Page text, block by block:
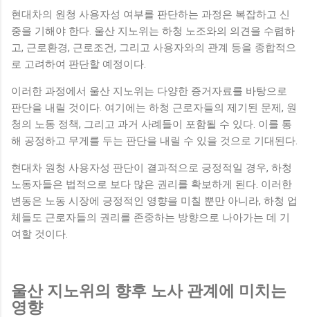
현대차의 원청 사용자성 여부를 판단하는 과정은 복잡하고 신
중을 기해야 한다. 울산 지노위는 하청 노조와의 의견을 수렴하
고, 근로환경, 근로조건, 그리고 사용자와의 관계 등을 종합적으
로 고려하여 판단할 예정이다.
이러한 과정에서 울산 지노위는 다양한 증거자료를 바탕으로
판단을 내릴 것이다. 여기에는 하청 근로자들의 제기된 문제, 원
청의 노동 정책, 그리고 과거 사례들이 포함될 수 있다. 이를 통
해 공정하고 무게를 두는 판단을 내릴 수 있을 것으로 기대된다.
현대차 원청 사용자성 판단이 결과적으로 긍정적일 경우, 하청
노동자들은 법적으로 보다 많은 권리를 확보하게 된다. 이러한
변동은 노동 시장에 긍정적인 영향을 미칠 뿐만 아니라, 하청 업
체들도 근로자들의 권리를 존중하는 방향으로 나아가는 데 기
여할 것이다.
울산 지노위의 향후 노사 관계에 미치는
영향